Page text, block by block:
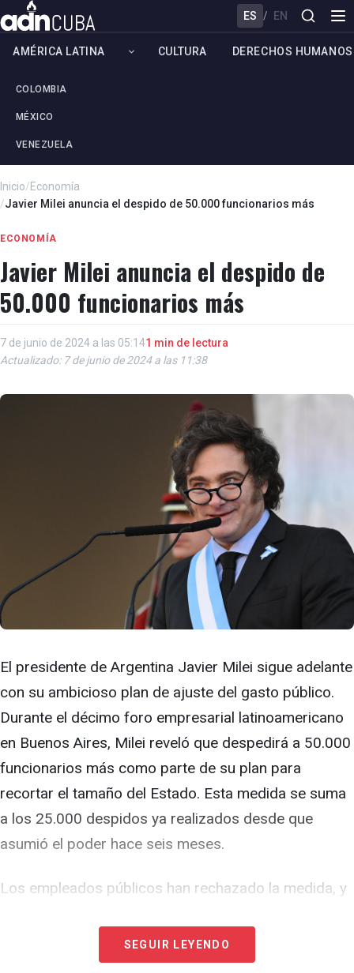
ES / EN
AMÉRICA LATINA
COLOMBIA
MÉXICO
VENEZUELA
CULTURA DERECHOS HUMANOS
Inicio/Economía
/Javier Milei anuncia el despido de 50.000 funcionarios más
ECONOMÍA
Javier Milei anuncia el despido de
50.000 funcionarios más
7 de junio de 2024 a las 05:141 min de lectura
Actualizado: 7 de junio de 2024 a las 11:38
El presidente de Argentina Javier Milei sigue adelante
con su ambicioso plan de ajuste del gasto público.
Durante el décimo foro empresarial latinoamericano
en Buenos Aires, Milei reveló que despedirá a 50.000
funcionarios más como parte de su plan para
recortar el tamaño del Estado. Esta medida se suma
a los 25.000 despidos ya realizados desde que
asumió el poder hace seis meses.
Los empleados públicos han rechazado la medida, y
nueva movilización.SEGUIR LEYENDO